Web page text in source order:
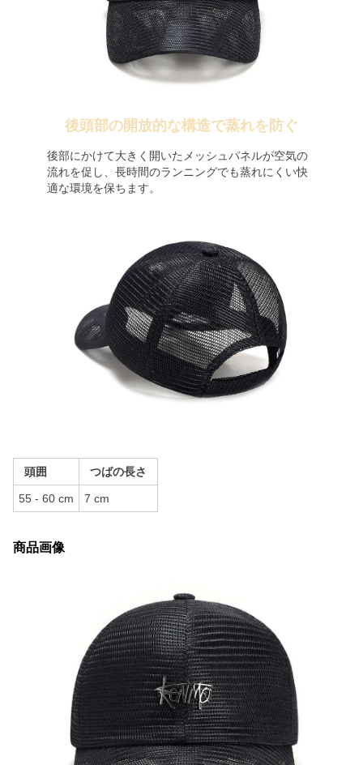
後頭部の開放的な構造で蒸れを防ぐ
後部にかけて大きく開いたメッシュパネルが空気の
流れを促し、長時間のランニングでも蒸れにくい快
適な環境を保ちます。
頭囲 つばの長さ
55 - 60 cm 7 cm
商品画像